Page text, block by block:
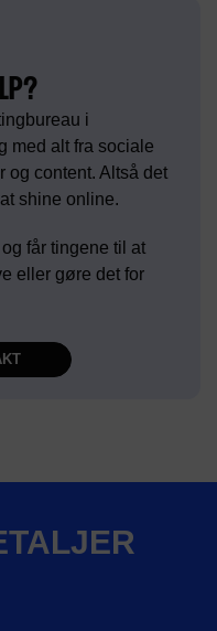
i
med alt fra sociale
og content. Altså det
shine online.
får tingene til at
eller gøre det for